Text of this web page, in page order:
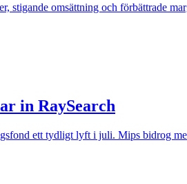
stigande omsättning och förbättrade
in RaySearch
ett tydligt lyft i juli. Mips bidrog